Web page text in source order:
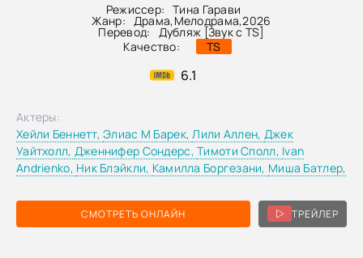
Режиссер: Тина Гарави
Жанр: Драма, Мелодрама,2026
Перевод:
Дубляж [Звук с TS]
Качество:
TS
6.1
СМОТРЕТЬ ОНЛАЙН ТРЕЙЛЕР
Актеры:
Хейли Беннетт,Элиас М Барек,Лили Аллен, Джек
Уайтхолл, Дженнифер Сондерс,Тимоти Сполл, Ivan
Andrienko, Ник Блэйкли, Камилла Боргезани, Миша Батлер,